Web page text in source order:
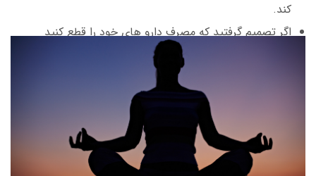
کند.
اگر تصمیم گرفتید که مصرف دارو های خود را قطع کنید
این کار را انجام دهید.